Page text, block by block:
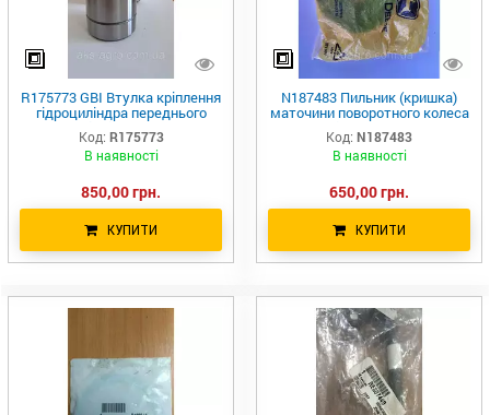
R175773 GBI Втулка кріплення
гідроциліндра переднього
важеля підвіски R537928 JD
Код: R175773
В наявності
850,00 грн.
КУПИТИ
N187483 Пильник (кришка)
маточини поворотного колеса
john Deere
Код: N187483
В наявності
650,00 грн.
КУПИТИ